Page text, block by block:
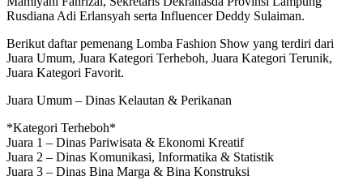
Rusdiana Adi Erlansyah serta Influencer Deddy Sulaiman.
Berikut daftar pemenang Lomba Fashion Show yang terdiri dari
Juara Umum, Juara Kategori Terheboh, Juara Kategori Terunik,
Juara Kategori Favorit.
Juara Umum – Dinas Kelautan & Perikanan
*Kategori Terheboh*
Juara 1 – Dinas Pariwisata & Ekonomi Kreatif
Juara 2 – Dinas Komunikasi, Informatika & Statistik
Juara 3 – Dinas Bina Marga & Bina Konstruksi